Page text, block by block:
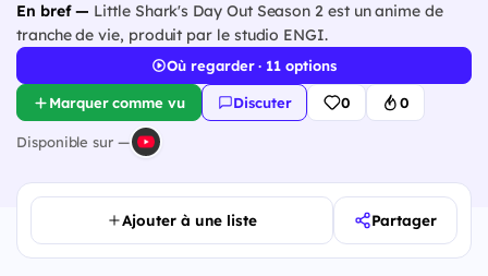
En bref — Little Shark's Day Out Season 2 est un anime de
tranche de vie, produit par le studio ENGI.
Où regarder · 11 options
Marquer comme vu Discuter 0 0
Disponible sur —
Ajouter à une liste Partager